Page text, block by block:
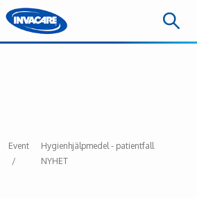
Event
Hygienhjälpmedel - patientfall
NYHET